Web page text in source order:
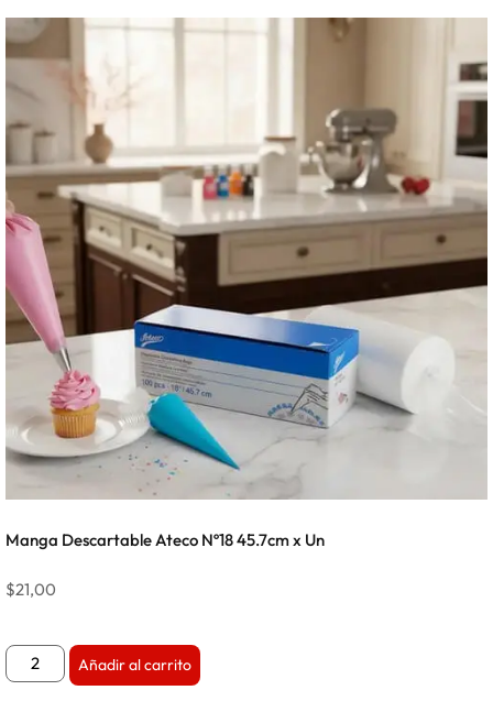
Manga Descartable Ateco Nº18 45.7cm x Un
$21,00
Añadir al carrito